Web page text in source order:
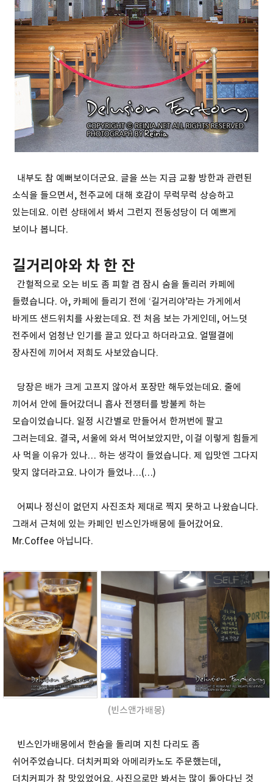
내부도 참 예뻐보이더군요. 글을 쓰는 지금 교황 방한과 관련된
소식을 들으면서, 천주교에 대해 호감이 무럭무럭 상승하고
있는데요. 이런 상태에서 봐서 그런지 전동성당이 더 예쁘게
보이나 봅니다.
길거리야와 차 한 잔
간헐적으로 오는 비도 좀 피할 겸 잠시 숨을 돌리러 카페에
들렸습니다. 아, 카페에 들리기 전에 ‘길거리야’라는 가게에서
바게뜨 샌드위치를 사왔는데요. 전 처음 보는 가게인데, 어느덧
전주에서 엄청난 인기를 끌고 있다고 하더라고요. 얼떨결에
장사진에 끼어서 저희도 사보았습니다.
당장은 배가 크게 고프지 않아서 포장만 해두었는데요. 줄에
끼어서 안에 들어갔더니 흡사 전쟁터를 방불케 하는
모습이었습니다. 일정 시간별로 만들어서 한꺼번에 팔고
그러는데요. 결국, 서울에 와서 먹어보았지만, 이걸 이렇게 힘들게
사 먹을 이유가 있나… 하는 생각이 들었습니다. 제 입맛엔 그다지
맞지 않더라고요. 나이가 들었나…(…)
어찌나 정신이 없던지 사진조차 제대로 찍지 못하고 나왔습니다.
그래서 근처에 있는 카페인 빈스인가배몽에 들어갔어요.
Mr.Coffee 아닙니다.
(빈스앤가배몽)
빈스인가배몽에서 한숨을 돌리며 지친 다리도 좀
쉬어주었습니다. 더치커피와 아메리카노도 주문했는데,
더치커피가 참 맛있었어요. 사진으로만 봐서는 많이 돌아다닌 것